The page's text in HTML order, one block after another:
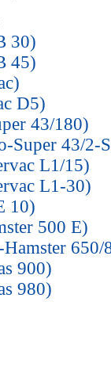
30)
45)
D5)
43/180)
Super 43/2-
L1/15)
L1-30)
10)
500 Е)
650/
900)
980)